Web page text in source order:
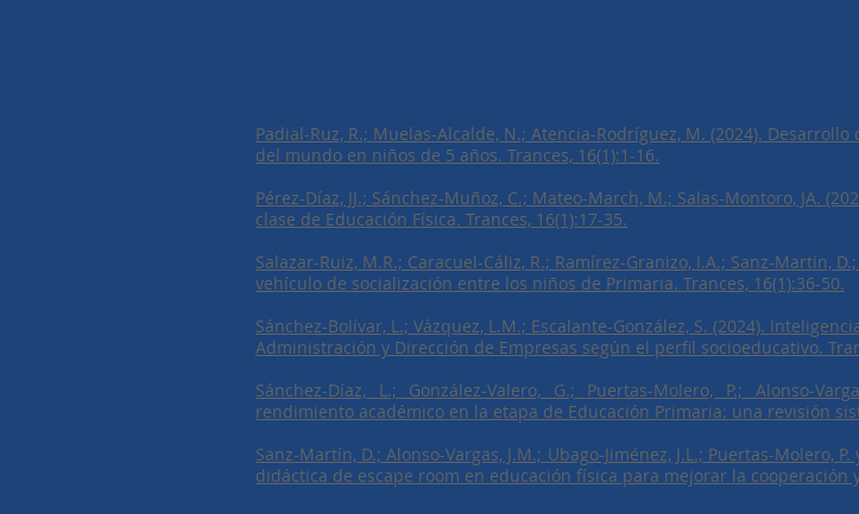
Padial-Ruz, R.; Muelas-Alcalde, N.; Atencia-Rodríguez, M. (2024).
del mundo en niños de 5 años. Trances, 16(1):1-16.
Pérez-Díaz, JJ.; Sánchez-Muñoz, C.; Mateo-March, M.; Salas-Montoro, JA.
clase de Educación Física. Trances, 16(1):17-35.
Salazar-Ruiz, M.R.; Caracuel-Cáliz, R.; Ramírez-Granizo, I.A.; Sanz-Martín,
vehículo de socialización entre los niños de Primaria. Trances, 16(1):36-50.
Sánchez-Bolívar, L.; Vázquez, L.M.; Escalante-González, S. (2024).
Administración y Dirección de Empresas según el perfil socioeducativo.
Sánchez-Díaz, L.; González-Valero, G.; Puertas-Molero, P.; Alonso-
rendimiento académico en la etapa de Educación Primaria: una revisión
Sanz-Martín, D.; Alonso-Vargas, J.M.; Ubago-Jiménez, J.L.; Puertas-Molero,
didáctica de escape room en educación física para mejorar la cooperación